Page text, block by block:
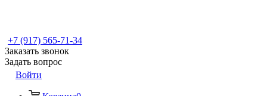
+7 (917) 565-71-34
Заказать звонок
Задать вопрос
Войти